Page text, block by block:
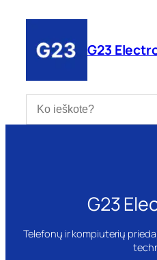
turinio
G23
G23
Telefonų ir kompiuterių